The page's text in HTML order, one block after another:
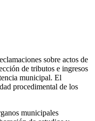
sobre actos de
de tributos e ingresos
municipal. El
procedimental de los
municipales